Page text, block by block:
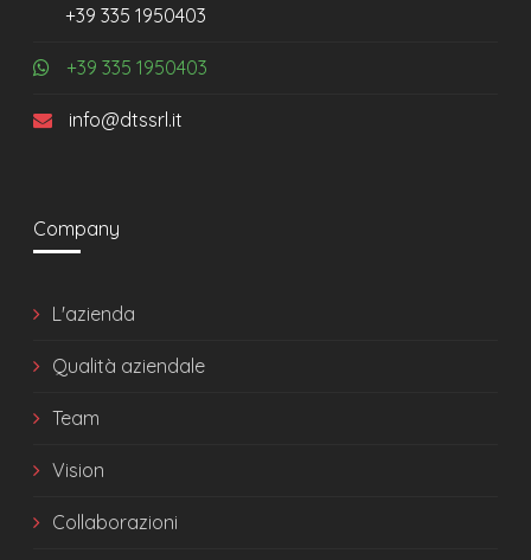
+39 335 1950403
+39 335 1950403
info@dtssrl.it
Company
L'azienda
Qualità aziendale
Team
Vision
Collaborazioni